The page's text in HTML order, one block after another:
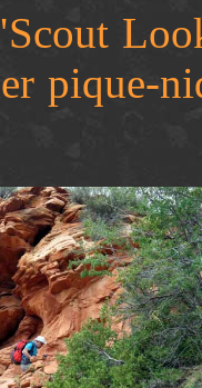
pique-